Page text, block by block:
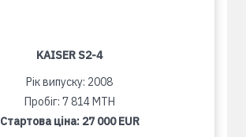
KAISER S2-4
Рік випуску: 2008
Пробіг: 7 814 MTH
Стартова ціна: 27 000 EUR